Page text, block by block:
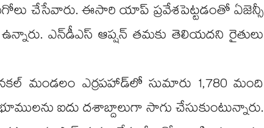
చేసేవారు. ఈసారి యాప్ ప్రవేశపెట్టడంతో ఏజెన్సీ
ఉన్నారు. ఎన్‌‌డీఎస్ ఆప్షన్ తమకు తెలియదని రైతులు
మండలం ఎర్రపహాడ్‌‌లో సుమారు 1,780 మంది
ఐదు దశాబ్దాలుగా సాగు చేసుకుంటున్నారు.